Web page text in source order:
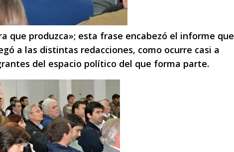
que produzca»; esta frase encabezó el informe que
a las distintas redacciones, como ocurre casi a
del espacio político del que forma parte.